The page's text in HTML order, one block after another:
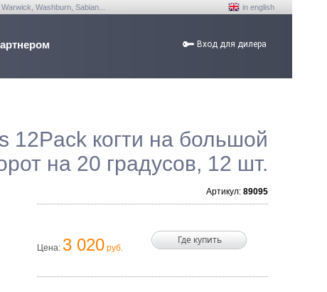
Washburn, Sabian... in english
Вход для дилера
12Pack когти на большой
на 20 градусов, 12 шт.
Артикул: 89095
Цена: 3 020 руб.
Где купить